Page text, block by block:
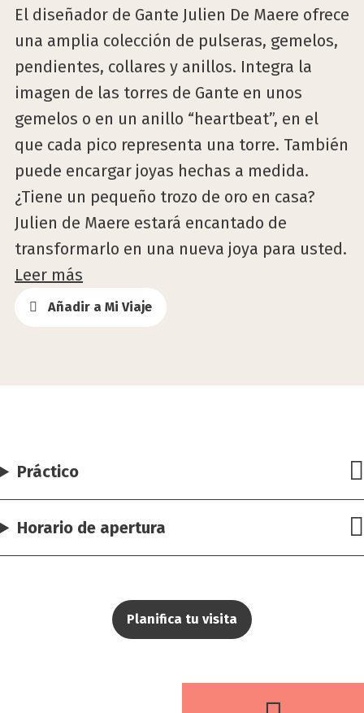
El diseñador de Gante Julien De Maere ofrece
una amplia colección de pulseras, gemelos,
pendientes, collares y anillos. Integra la
imagen de las torres de Gante en unos
gemelos o en un anillo “heartbeat”, en el
que cada pico representa una torre. También
puede encargar joyas hechas a medida.
¿Tiene un pequeño trozo de oro en casa?
Julien de Maere estará encantado de
transformarlo en una nueva joya para usted.
Leer más
Añadir a Mi Viaje
Práctico
Horario de apertura
Planifica tu visita